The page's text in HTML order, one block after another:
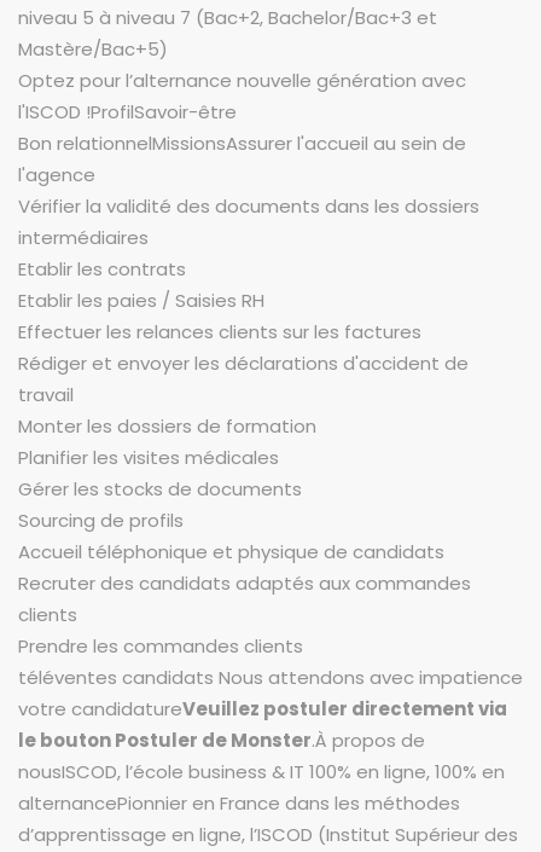
niveau 5 à niveau 7 (Bac+2, Bachelor/Bac+3 et
Mastère/Bac+5)
Optez pour l’alternance nouvelle génération avec
l'ISCOD !ProfilSavoir-être
Bon relationnelMissionsAssurer l'accueil au sein de
l'agence
Vérifier la validité des documents dans les dossiers
intermédiaires
Etablir les contrats
Etablir les paies / Saisies RH
Effectuer les relances clients sur les factures
Rédiger et envoyer les déclarations d'accident de
travail
Monter les dossiers de formation
Planifier les visites médicales
Gérer les stocks de documents
Sourcing de profils
Accueil téléphonique et physique de candidats
Recruter des candidats adaptés aux commandes
clients
Prendre les commandes clients
téléventes candidats Nous attendons avec impatience
votre candidatureVeuillez postuler directement via
le bouton Postuler de Monster.À propos de
nousISCOD, l’école business & IT 100% en ligne, 100% en
alternancePionnier en France dans les méthodes
d’apprentissage en ligne, l’ISCOD (Institut Supérieur des